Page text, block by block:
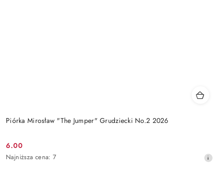
Piórka Mirosław "The Jumper" Grudziecki No.2 2026
Cena
promocyjna:
6.00
Najniższa
Najniższa cena: 7